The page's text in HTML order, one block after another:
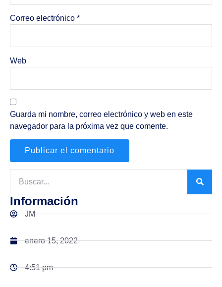
Correo electrónico *
Web
Guarda mi nombre, correo electrónico y web en este
navegador para la próxima vez que comente.
Información
JM
enero 15, 2022
4:51 pm